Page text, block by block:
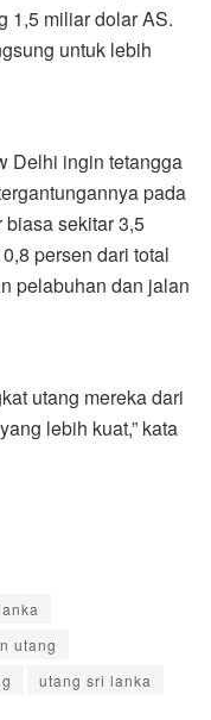
1,5 miliar dolar AS.
untuk lebih
Delhi ingin tetangga
pada
sekitar 3,5
persen dari total
pelabuhan dan jalan
utang mereka dari
lebih kuat,” kata
utang
utang sri lanka